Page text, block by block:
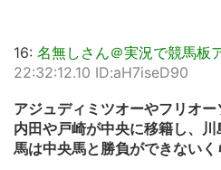
16: 名無しさん＠実況で競馬板
22:32:12.10 ID:aH7iseD90
アジュディミツオーやフリオ
内田や戸崎が中央に移籍し、
馬は中央馬と勝負ができないく